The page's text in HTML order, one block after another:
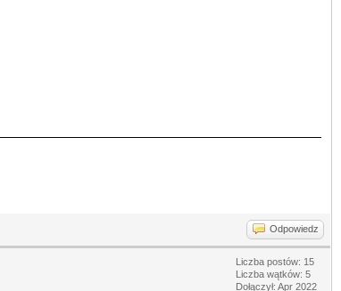
Odpowiedz
Liczba postów: 15
Liczba wątków: 5
Dołączył: Apr 2022